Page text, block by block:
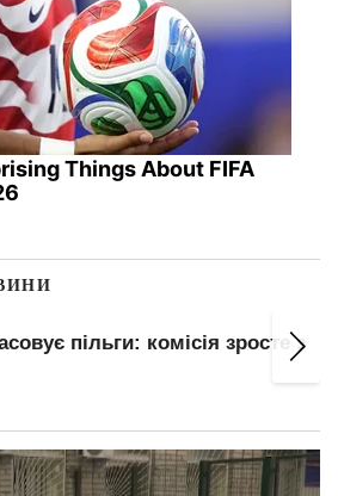
Things About FIFA
пільги: комісія зросте з